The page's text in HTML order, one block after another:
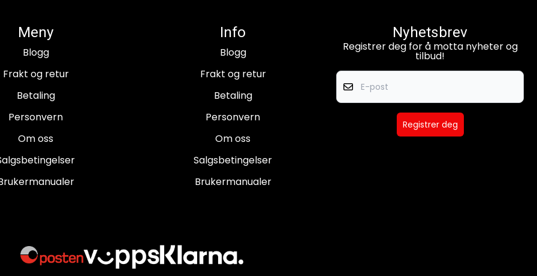
Meny
Blogg
Frakt og retur
Betaling
Personvern
Om oss
Info
Blogg
Frakt og retur
Betaling
Personvern
Om oss
Salgsbetingelser
Brukermanualer
Nyhetsbrev
Registrer deg for å motta nyheter og
tilbud!
Registrer deg